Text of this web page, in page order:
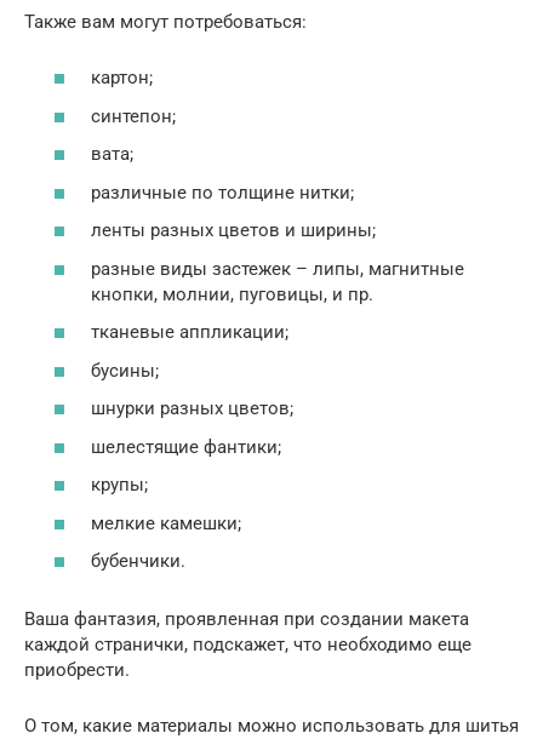
Также вам могут потребоваться:
картон;
синтепон;
вата;
различные по толщине нитки;
ленты разных цветов и ширины;
разные виды застежек – липы, магнитные
кнопки, молнии, пуговицы, и пр.
тканевые аппликации;
бусины;
шнурки разных цветов;
шелестящие фантики;
крупы;
мелкие камешки;
бубенчики.
Ваша фантазия, проявленная при создании макета
каждой странички, подскажет, что необходимо еще
приобрести.
О том, какие материалы можно использовать для шитья